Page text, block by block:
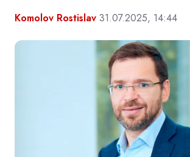
Komolov Rostislav 31.07.2025, 14:44